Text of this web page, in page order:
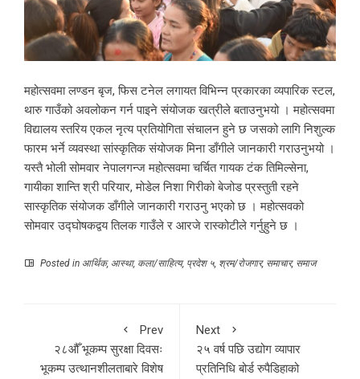
महोत्सवमा लण्डन बृज, फिस टनेल लगायत विभिन्न प्रकारका व्यपारिक स्टल,
थारु गाउँको अवलोकन गर्न पाइने संयोजक खत्रीले बताउनुभयो । महोत्सवमा
विद्यालय स्तरिय एकल नृत्य प्रतियोगिता संचालन हुने छ जसको लागि निशुल्क
फारम भर्ने व्यवस्था सांस्कृतिक संयोजक मिना डाँगीले जानकारी गराउनुभयो ।
यस्तै भोली सोमवार नेपालगन्ज महोत्सवमा चर्चित गायक टंक तिमिल्सेना,
गायीका शान्ति श्री परियार, मोडेल निशा गिरीको बेजोड प्रस्तुती रहने
सास्कृतिक संयोजक डाँगीले जानकारी गराउनु भएको छ । महोत्सवको
सोमवार उद्घोषकद्वय तिलक गाउँले र आरजे रास्कोटीले गर्नुहुने छ ।
Posted in आर्थिक, आस्था, कला/साहित्य, प्रदेश ५ श्रम/रोजगार, समाचार, समाज
Prev
२८औँ भूकम्प सुरक्षा दिवसः
भूकम्प उत्थानशीलताबारे विशेष
Next
२५ वर्ष पछि उद्योग व्यापार
प्रतिनिधि बोर्ड रुपैडिहाको